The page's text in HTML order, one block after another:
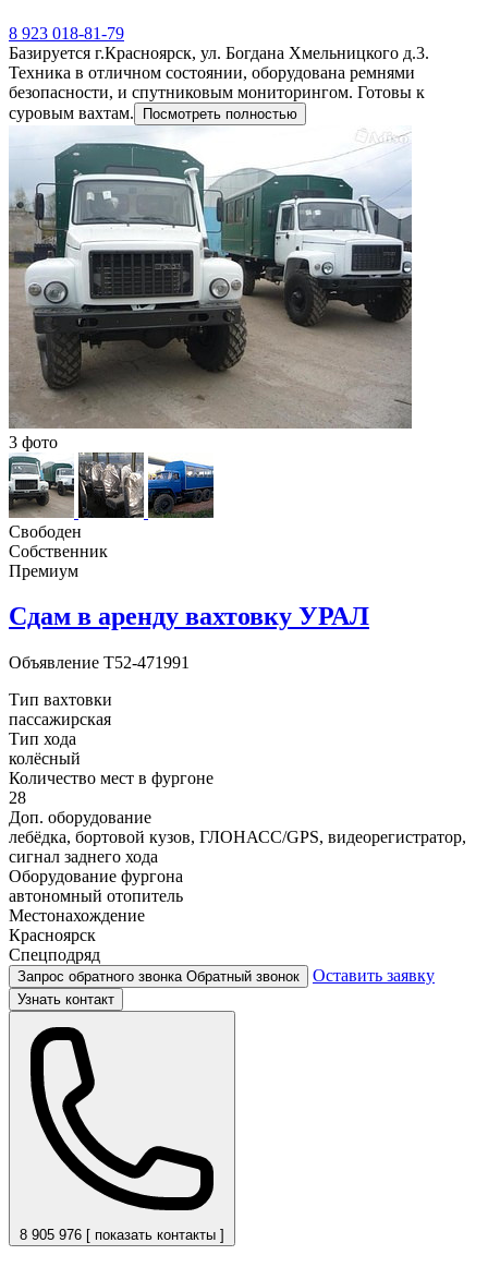
8 923 018-81-79
Базируется г.Красноярск, ул. Богдана Хмельницкого д.3.
Техника в отличном состоянии, оборудована ремнями
безопасности, и спутниковым мониторингом. Готовы к
суровым вахтам.
Посмотреть полностью
3 фото
Свободен
Собственник
Премиум
Сдам в аренду вахтовку УРАЛ
Объявление T52-471991
Тип вахтовки
пассажирская
Тип хода
колёсный
Количество мест в фургоне
28
Доп. оборудование
лебёдка, бортовой кузов, ГЛОНАСС/GPS, видеорегистратор,
сигнал заднего хода
Оборудование фургона
автономный отопитель
Местонахождение
Красноярск
Спецподряд
Запрос обратного звонка Обратный звонок Оставить заявку
Узнать контакт
8 905 976 [ показать контакты ]